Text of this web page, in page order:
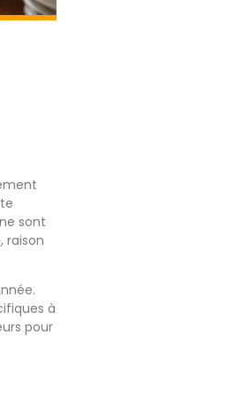
sont
raison
à
pour